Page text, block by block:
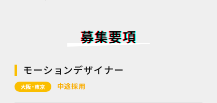
募集要項
モーションデザイナー
大阪・東京 中途採用